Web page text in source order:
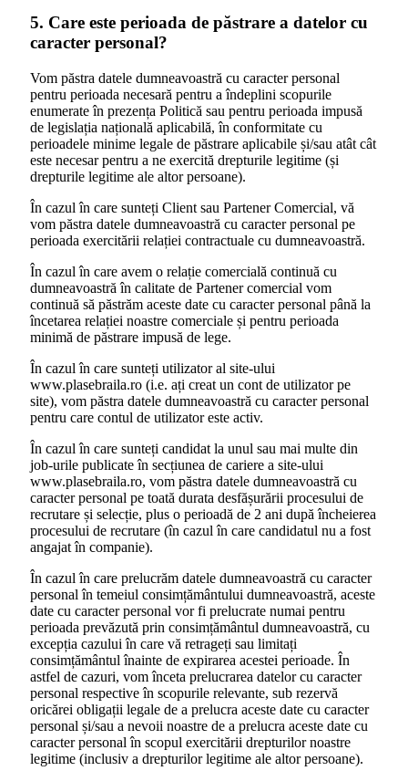
5. Care este perioada de păstrare a datelor cu
caracter personal?
Vom păstra datele dumneavoastră cu caracter personal
pentru perioada necesară pentru a îndeplini scopurile
enumerate în prezența Politică sau pentru perioada impusă
de legislația națională aplicabilă, în conformitate cu
perioadele minime legale de păstrare aplicabile și/sau atât cât
este necesar pentru a ne exercită drepturile legitime (și
drepturile legitime ale altor persoane).
În cazul în care sunteți Client sau Partener Comercial, vă
vom păstra datele dumneavoastră cu caracter personal pe
perioada exercitării relației contractuale cu dumneavoastră.
În cazul în care avem o relație comercială continuă cu
dumneavoastră în calitate de Partener comercial vom
continuă să păstrăm aceste date cu caracter personal până la
încetarea relației noastre comerciale și pentru perioada
minimă de păstrare impusă de lege.
În cazul în care sunteți utilizator al site-ului
www.plasebraila.ro (i.e. ați creat un cont de utilizator pe
site), vom păstra datele dumneavoastră cu caracter personal
pentru care contul de utilizator este activ.
În cazul în care sunteți candidat la unul sau mai multe din
job-urile publicate în secțiunea de cariere a site-ului
www.plasebraila.ro, vom păstra datele dumneavoastră cu
caracter personal pe toată durata desfășurării procesului de
recrutare și selecție, plus o perioadă de 2 ani după încheierea
procesului de recrutare (în cazul în care candidatul nu a fost
angajat în companie).
În cazul în care prelucrăm datele dumneavoastră cu caracter
personal în temeiul consimțământului dumneavoastră, aceste
date cu caracter personal vor fi prelucrate numai pentru
perioada prevăzută prin consimțământul dumneavoastră, cu
excepția cazului în care vă retrageți sau limitați
consimțământul înainte de expirarea acestei perioade. În
astfel de cazuri, vom înceta prelucrarea datelor cu caracter
personal respective în scopurile relevante, sub rezervă
oricărei obligații legale de a prelucra aceste date cu caracter
personal și/sau a nevoii noastre de a prelucra aceste date cu
caracter personal în scopul exercitării drepturilor noastre
legitime (inclusiv a drepturilor legitime ale altor persoane).